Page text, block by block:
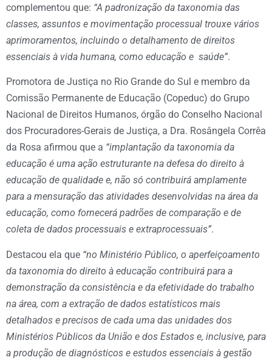
complementou que: “A padronização da taxonomia das
classes, assuntos e movimentação processual trouxe vários
aprimoramentos, incluindo o detalhamento de direitos
essenciais à vida humana, como educação e saúde”.
Promotora de Justiça no Rio Grande do Sul e membro da
Comissão Permanente de Educação (Copeduc) do Grupo
Nacional de Direitos Humanos, órgão do Conselho Nacional
dos Procuradores-Gerais de Justiça, a Dra. Rosângela Corrêa
da Rosa afirmou que a “implantação da taxonomia da
educação é uma ação estruturante na defesa do direito à
educação de qualidade e, não só contribuirá amplamente
para a mensuração das atividades desenvolvidas na área da
educação, como fornecerá padrões de comparação e de
coleta de dados processuais e extraprocessuais”.
Destacou ela que “no Ministério Público, o aperfeiçoamento
da taxonomia do direito à educação contribuirá para a
demonstração da consistência e da efetividade do trabalho
na área, com a extração de dados estatísticos mais
detalhados e precisos de cada uma das unidades dos
Ministérios Públicos da União e dos Estados e, inclusive, para
a produção de diagnósticos e estudos essenciais à gestão